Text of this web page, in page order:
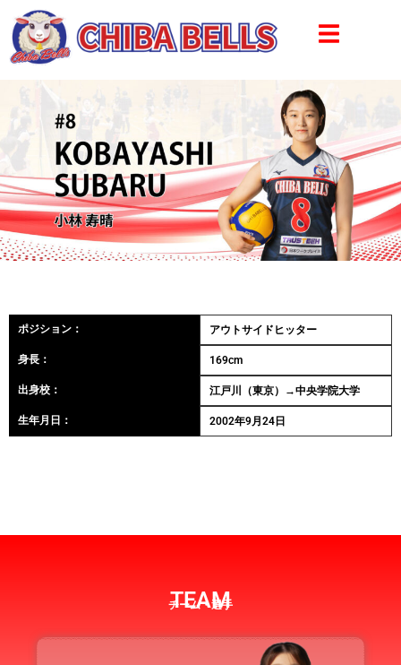
ポジション： アウトサイドヒッター
身長： 169cm
出身校： 江戸川（東京）→中央学院大学
生年月日： 2002年9月24日
TEAM
チーム・選手